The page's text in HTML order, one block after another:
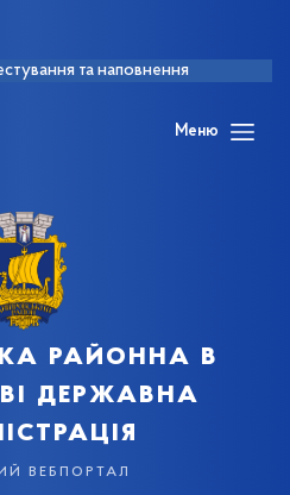
та наповнення
Меню
районна в
державна
вебпортал